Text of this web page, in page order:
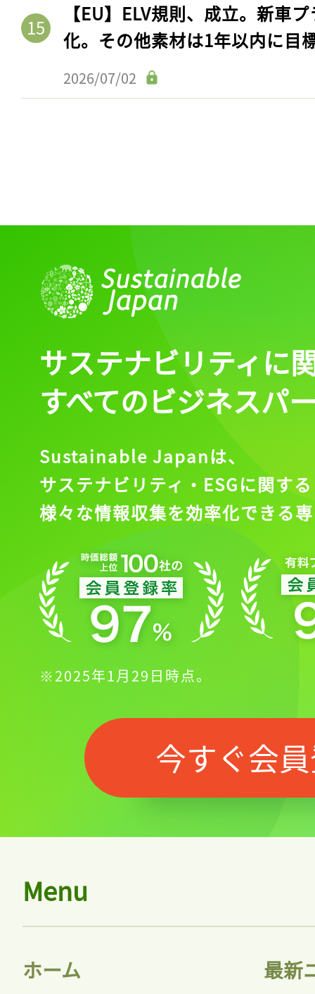
【EU】ELV規則、成立。新車
化。その他素材は1年以内に目
2026/07/02
記事をお気に入りに
ログインが必
サステナビリティに
すべてのビジネスパ
Sustainable Japanは、
サステナビリティ・ESGに関する
様々な情報収集を効率化できる
※2025年1月29日時点。
今すぐ会
Menu
ホーム 最新